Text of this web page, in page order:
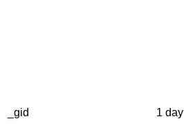
_gid 1 day